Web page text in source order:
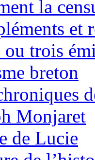
la
et
ou trois
breton
Monjaret
de Lucie